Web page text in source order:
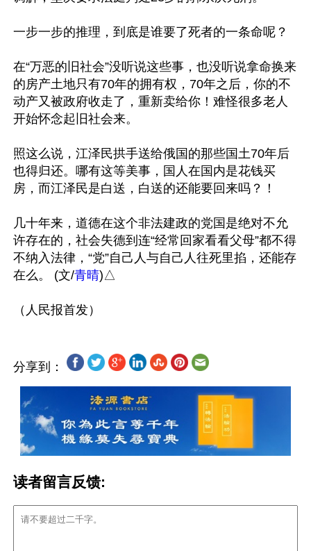
一步一步的推理，到底是谁要了死者的一条命呢？
在“万恶的旧社会”没听说这些事，也没听说拿命换来
的房产土地只有70年的拥有权，70年之后，你的不
动产又被政府收走了，重新卖给你！难怪很多老人
开始怀念起旧社会来。
照这么说，江泽民拱手送给俄国的那些国土70年后
也得归还。哪有这等美事，国人在国内是花钱买
房，而江泽民是白送，白送的还能要回来吗？！
几十年来，道德在这个非法建政的党国是绝对不允
许存在的，社会失德到连“经常回家看看父母”都不得
不纳入法律，“党”自己人与自己人往死里掐，还能存
在么。 (文/青晴)△
分享到：
读者留言反馈: